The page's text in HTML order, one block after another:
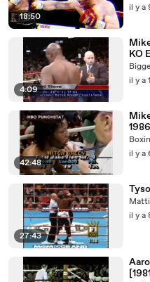
18:50
il y a
4:09
il y a
42:48
il y a
27:43
il y a